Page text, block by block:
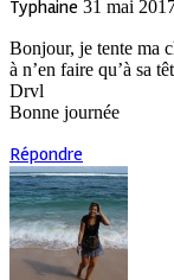
Typhaine 31 mai
Bonjour, je tente ma
à n’en faire qu’à sa
Drvl
Bonne journée
Répondre